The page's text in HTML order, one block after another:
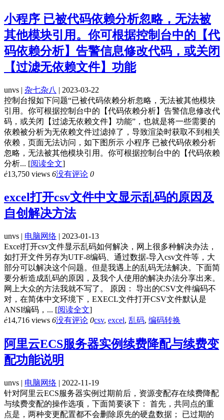
小程序 已被代码依赖分析忽略，无法被
其他模块引用。你可根据控制台中的【代
码依赖分析】告警信息修改代码，或关闭
【过滤无依赖文件】功能
unvs | 杂七杂八 | 2023-03-22
控制台报如下问题“已被代码依赖分析忽略，无法被其他模块
引用。你可根据控制台中的【代码依赖分析】告警信息修改代
码，或关闭【过滤无依赖文件】功能”，也就是将一些需要的
依赖被分析为无依赖文件过滤掉了，导致渲染时获取不到相关
依赖，页面无法访问，如下图所示 小程序 已被代码依赖分析
忽略，无法被其他模块引用。你可根据控制台中的【代码依赖
分析... [阅读全文]
ė13,750 views 6没有评论 0
excel打开csv文件中文显示乱码的原因及
自创解决方法
unvs | 电脑网络 | 2023-01-13
Excel打开csv文件显示乱码如何解决，网上很多种解决办法，
如打开文件另存为UTF-8编码、通过数据-导入csv文件等，大
部分可以解决这个问题。但是我遇上的乱码无法解决。下面简
要分析造成乱码的原因，及我个人使用的解决办法分享出来。
网上大众的方法我就不写了。 原因： 导出的CSV文件编码不
对，在简体中文环境下，EXECL文件打开CSV文件默认是
ANSI编码，... [阅读全文]
ė14,716 views 6没有评论 0csv, excel, 乱码, 编码转换
阿里云ECS服务器实例续费降配与续费变
配功能说明
unvs | 电脑网络 | 2022-11-19
针对阿里云ECS服务器实例过期前后，资源变配存在续费降配
与续费变配的操作选项，下面简要谈下： 首先，共同点的重
点是，两种变更配置都不会删除原先的硬盘数据； 已过期的